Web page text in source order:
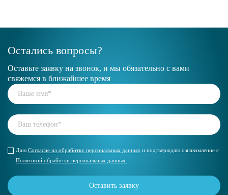
Остались вопросы?
Оставьте заявку на звонок, и мы обязательно с вами
свяжемся в ближайшее время
Даю Cогласие на обработку персональных данных и подтверждаю ознакомление с
Политикой обработки персональных данных.
Оставить заявку